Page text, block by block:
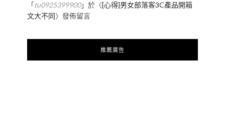
「 tu0925399900」於〈[心得]男女部落客3C產品開箱
文大不同〉發佈留言
推薦廣告